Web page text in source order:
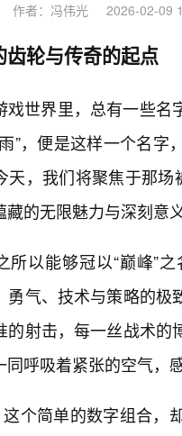
作者：冯伟光 2026-02-09
齿轮与传奇的起点
戏世界里，总有一些名
”，便是这样一个名
天，我们将聚焦于那
藏的无限魅力与深刻意
所以能够冠以“巅峰”
勇气、技术与策略的
的射击，每一丝战术
同呼吸着紧张的空气，
这个简单的数字组合